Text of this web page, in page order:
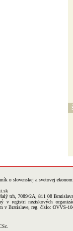
o slovenskej a svetovej
trh, 7089/2A, 811 08
v registri neziskových
v Bratislave, reg. číslo: OVVS-